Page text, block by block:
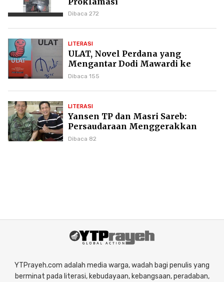
Dibaca 272
LITERASI
ULAT, Novel Perdana yang
Mengantar Dodi Mawardi ke
Puncak Karier Kepenulisan
Dibaca 155
LITERASI
Yansen TP dan Masri Sareb:
Persaudaraan Menggerakkan
Literasi Borneo
Dibaca 82
YTPrayeh.com adalah media warga, wadah bagi penulis yang
berminat pada literasi, kebudayaan, kebangsaan, peradaban,